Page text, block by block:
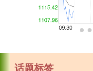
话题标签